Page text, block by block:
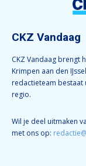
CKZ Vandaag
CKZ Vandaag brengt
Krimpen aan den
redactieteam bestaat
regio.
Wil je deel uitmaken
met ons op: